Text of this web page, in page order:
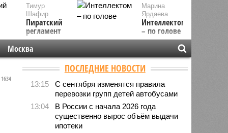
Марина
Ярдаева
Интеллектом
– по голове
Тимур
Шафир
Пиратский
регламент
Москва
1634
ПОСЛЕДНИЕ НОВОСТИ
13:15
С сентября изменятся правила
перевозки групп детей автобусами
13:04
В России с начала 2026 года
существенно вырос объём выдачи
ипотеки